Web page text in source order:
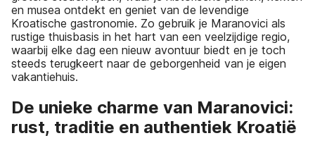
en musea ontdekt en geniet van de levendige
Kroatische gastronomie. Zo gebruik je Maranovici als
rustige thuisbasis in het hart van een veelzijdige regio,
waarbij elke dag een nieuw avontuur biedt en je toch
steeds terugkeert naar de geborgenheid van je eigen
vakantiehuis.
De unieke charme van Maranovici:
rust, traditie en authentiek Kroatië